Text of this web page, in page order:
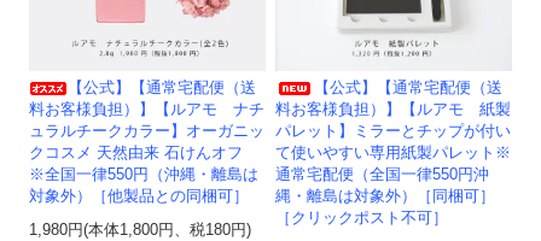
【公式】【通常宅配便（送
料お客様負担）】【ルアモ ナチ
ュラルチークカラー】オーガニッ
クコスメ 天然由来 石けんオフ
※全国一律550円（沖縄・離島は
対象外）［他製品との同梱可］
1,980円(本体1,800円、税180円)
【公式】【通常宅配便（送
料お客様負担）】【ルアモ 紙製
パレット】ミラーとチップが付い
て使いやすい専用紙製パレット※
通常宅配便（全国一律550円沖
縄・離島は対象外）［同梱可］
［クリックポスト不可］